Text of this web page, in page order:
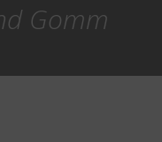
Gomm